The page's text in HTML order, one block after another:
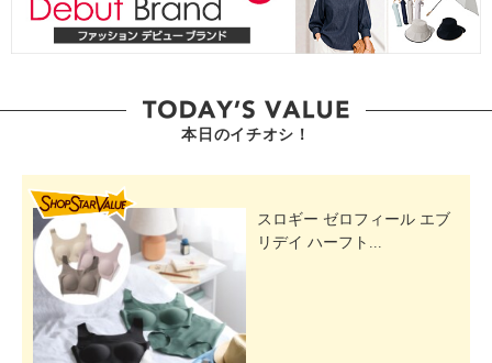
本日のイチオシ！
スロギー ゼロフィール エブ
リデイ ハーフト...